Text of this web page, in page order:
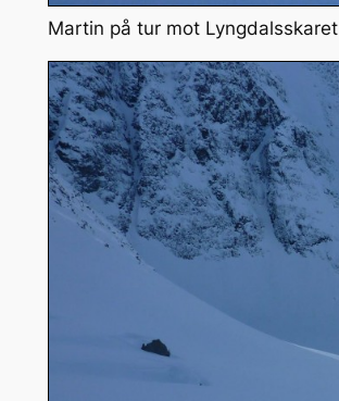
Martin på tur mot Lyngdalsskaret